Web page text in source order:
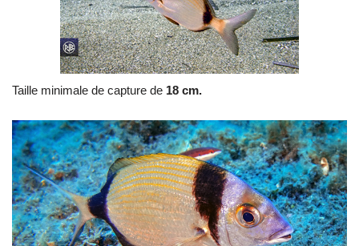
Taille minimale de capture de 18 cm.